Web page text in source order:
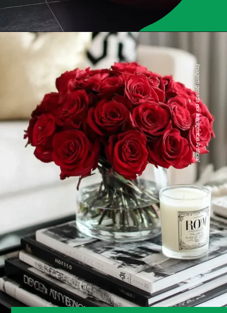
Imagem gerada por Inteligência Artificial